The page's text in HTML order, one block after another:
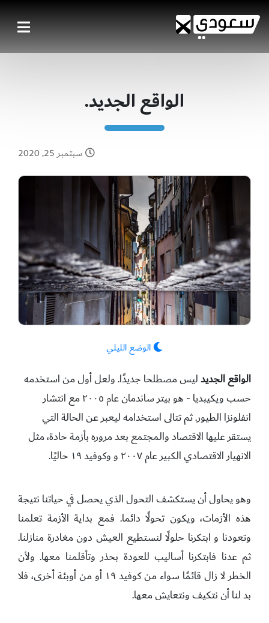
الواقع الجديد.
سبتمبر 25, 2020
الوضع الليلي
الواقع الجديدليس مصطلحا جديدًا. ولعل أول من استخدمه
حسب ويكيبديا - هو بيتر ساندمان عام ٢٠٠٥ مع انتشار
انفلونزا الطيور. ثم تتالى استخدامه ليعبر عن الحالة التي
يستقر عليها الاقتصاد والمجتمع بعد مروره بأزمة حادة، مثل
الانهيار الاقتصادي الكبير عام ٢٠٠٧ و وكوفيد ١٩ حاليًا.
وهو يحاول أن يستكشف التحول الذي يحصل في حياتنا نتيجة
هذه الأزمات، ويكون تحولًا دائما. فمع بداية الأزمة تعلمنا
وتعودنا و ابتكرنا حلولًا لنستطيع العيش دون مغادرة منازلنا.
ثم عدنا فابتكرنا أساليب للعودة بحذر وتأقلمنا معها. ولأن
الخطر لا زال قائمًا سواء من كوفيد ١٩ أو من أوبئة أخرى، فلا
بد لنا أن نتكيف ونتعايش معها.